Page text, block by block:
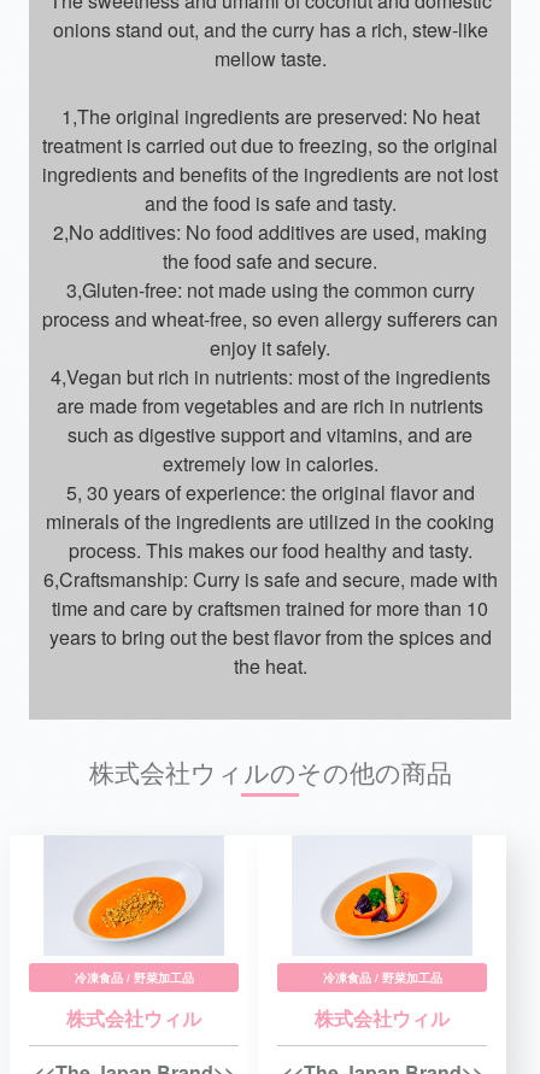
onions stand out, and the curry has a rich, stew-like
mellow taste.
1,The original ingredients are preserved: No heat
treatment is carried out due to freezing, so the original
ingredients and benefits of the ingredients are not lost
and the food is safe and tasty.
2,No additives: No food additives are used, making
the food safe and secure.
3,Gluten-free: not made using the common curry
process and wheat-free, so even allergy sufferers can
enjoy it safely.
4,Vegan but rich in nutrients: most of the ingredients
are made from vegetables and are rich in nutrients
such as digestive support and vitamins, and are
extremely low in calories.
5, 30 years of experience: the original flavor and
minerals of the ingredients are utilized in the cooking
process. This makes our food healthy and tasty.
6,Craftsmanship: Curry is safe and secure, made with
time and care by craftsmen trained for more than 10
years to bring out the best flavor from the spices and
the heat.
株式会社ウィルのその他の商品
冷凍食品 / 野菜加工品
株式会社ウィル
冷凍食品 / 野菜加工品
株式会社ウィル